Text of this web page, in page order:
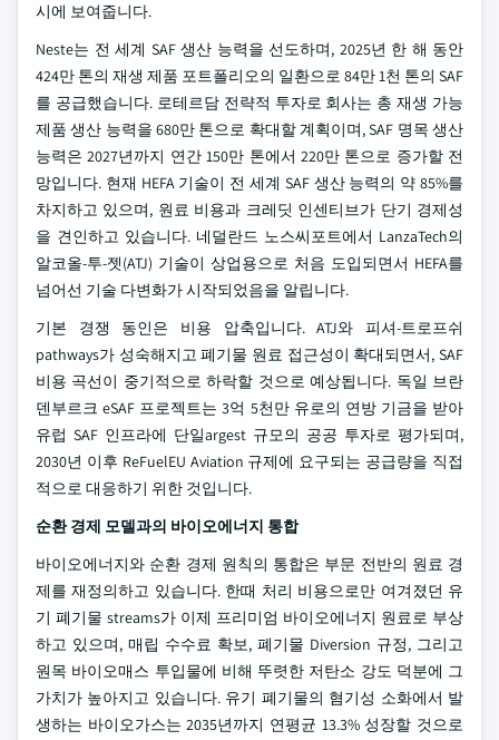
시에 보여줍니다.
Neste는 전 세계 SAF 생산 능력을 선도하며, 2025년 한 해 동안
424만 톤의 재생 제품 포트폴리오의 일환으로 84만 1천 톤의 SAF
를 공급했습니다. 로테르담 전략적 투자로 회사는 총 재생 가능
제품 생산 능력을 680만 톤으로 확대할 계획이며, SAF 명목 생산
능력은 2027년까지 연간 150만 톤에서 220만 톤으로 증가할 전
망입니다. 현재 HEFA 기술이 전 세계 SAF 생산 능력의 약 85%를
차지하고 있으며, 원료 비용과 크레딧 인센티브가 단기 경제성
을 견인하고 있습니다. 네덜란드 노스씨포트에서 LanzaTech의
알코올-투-젯(ATJ) 기술이 상업용으로 처음 도입되면서 HEFA를
넘어선 기술 다변화가 시작되었음을 알립니다.
기본 경쟁 동인은 비용 압축입니다. ATJ와 피셔-트로프쉬
pathways가 성숙해지고 폐기물 원료 접근성이 확대되면서, SAF
비용 곡선이 중기적으로 하락할 것으로 예상됩니다. 독일 브란
덴부르크 eSAF 프로젝트는 3억 5천만 유로의 연방 기금을 받아
유럽 SAF 인프라에 단일argest 규모의 공공 투자로 평가되며,
2030년 이후 ReFuelEU Aviation 규제에 요구되는 공급량을 직접
적으로 대응하기 위한 것입니다.
순환 경제 모델과의 바이오에너지 통합
바이오에너지와 순환 경제 원칙의 통합은 부문 전반의 원료 경
제를 재정의하고 있습니다. 한때 처리 비용으로만 여겨졌던 유
기 폐기물 streams가 이제 프리미엄 바이오에너지 원료로 부상
하고 있으며, 매립 수수료 확보, 폐기물 Diversion 규정, 그리고
원목 바이오매스 투입물에 비해 뚜렷한 저탄소 강도 덕분에 그
가치가 높아지고 있습니다. 유기 폐기물의 혐기성 소화에서 발
생하는 바이오가스는 2035년까지 연평균 13.3% 성장할 것으로